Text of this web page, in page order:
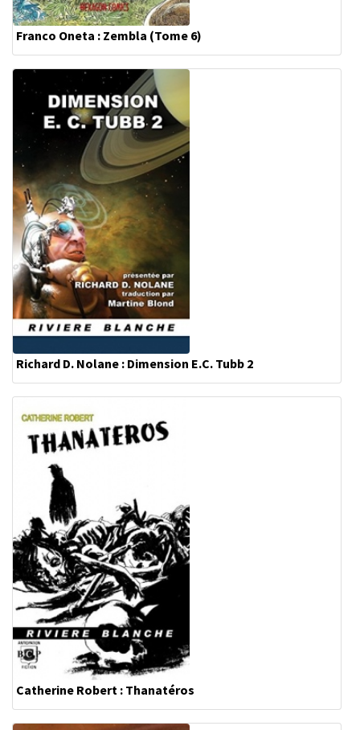
Franco Oneta : Zembla (Tome 6)
Richard D. Nolane : Dimension E.C. Tubb 2
Catherine Robert : Thanatéros